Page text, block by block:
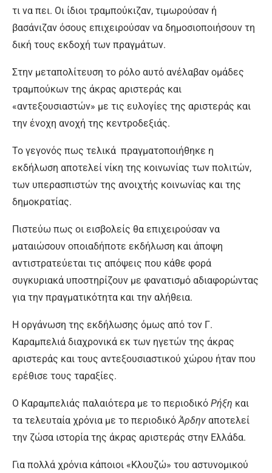
τι να πει. Οι ίδιοι τραμπούκιζαν, τιμωρούσαν ή
βασάνιζαν όσους επιχειρούσαν να δημοσιοποιήσουν τη
δική τους εκδοχή των πραγμάτων.
Στην μεταπολίτευση το ρόλο αυτό ανέλαβαν ομάδες
τραμπούκων της άκρας αριστεράς και
«αντεξουσιαστών» με τις ευλογίες της αριστεράς και
την ένοχη ανοχή της κεντροδεξιάς.
Το γεγονός πως τελικά πραγματοποιήθηκε η
εκδήλωση αποτελεί νίκη της κοινωνίας των πολιτών,
των υπερασπιστών της ανοιχτής κοινωνίας και της
δημοκρατίας.
Πιστεύω πως οι εισβολείς θα επιχειρούσαν να
ματαιώσουν οποιαδήποτε εκδήλωση και άποψη
αντιστρατεύεται τις απόψεις που κάθε φορά
συγκυριακά υποστηρίζουν με φανατισμό αδιαφορώντας
για την πραγματικότητα και την αλήθεια.
Η οργάνωση της εκδήλωσης όμως από τον Γ.
Καραμπελιά διαχρονικά εκ των ηγετών της άκρας
αριστεράς και τους αντεξουσιαστικού χώρου ήταν που
ερέθισε τους ταραξίες.
Ο Καραμπελιάς παλαιότερα με το περιοδικό Ρήξη και
τα τελευταία χρόνια με το περιοδικόΆρδην αποτελεί
την ζώσα ιστορία της άκρας αριστεράς στην Ελλάδα.
Για πολλά χρόνια κάποιοι «Κλουζώ» του αστυνομικού